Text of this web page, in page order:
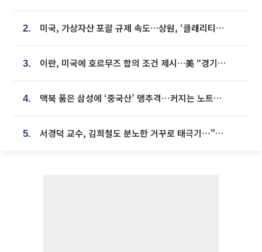
2. 미국, 가상자산 포괄 규제 속도…상원, ‘클래리티법’ 9월 절차투표 추진
3. 이란, 미국에 호르무즈 합의 조건 제시…美 “경기 아직 안 끝나” [종합]
4. 맥북 품은 삼성에 ‘중국산’ 맹추격⋯커지는 노트북 OLED 시장
5. 서경덕 교수, 김희철도 분노한 거꾸로 태극기⋯"엉터리는 아냐, 아쉬울 뿐"